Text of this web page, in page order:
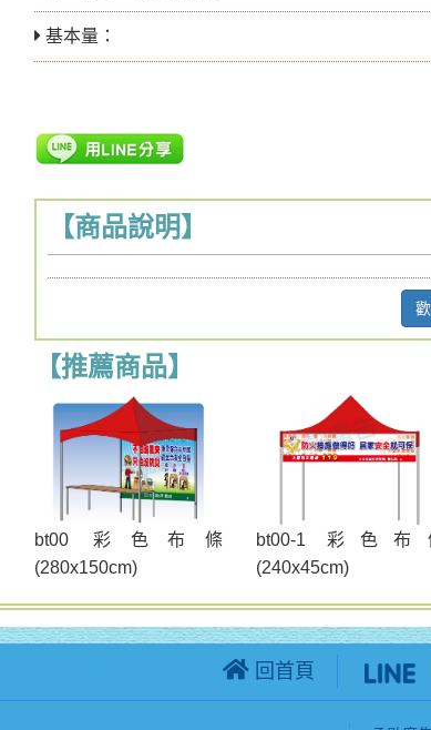
基本量：
【商品說明】
【推薦商品】
bt00 彩色布條
(280x150cm)
bt00-1 彩色布
(240x45cm)
回首頁